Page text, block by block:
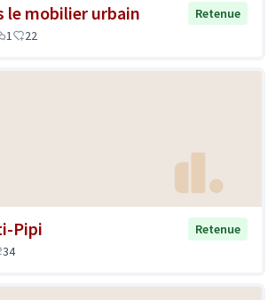
le mobilier urbain
Retenue
1 22
Pipi
Retenue
34